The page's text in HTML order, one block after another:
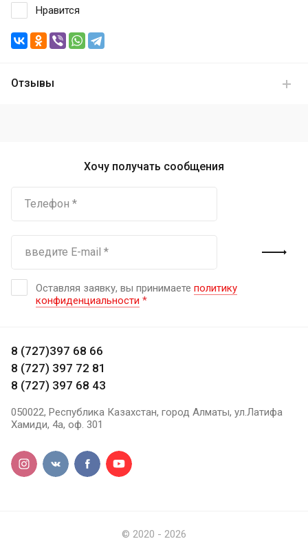
Нравится
Отзывы
Хочу получать сообщения
Оставляя заявку, вы принимаете политику
конфиденциальности *
8 (727)397 68 66
8 (727) 397 72 81
8 (727) 397 68 43
050022, Республика Казахстан, город Алматы, ул.Латифа
Хамиди, 4а, оф. 301
© 2020 - 2026